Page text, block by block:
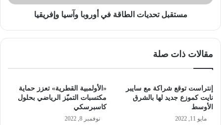
مستقبل تحديات الطاقة في أوروبا وآسيا وإفريقيا
مقالات ذات صلة
إنتراست توقع شراكة مع سايبر
نايت كموزع جديد لها بالشرق
الأوسط
مايو 11, 2022
«الأولمبية القطرية» تعزز حماية
مكتسبات التميّز الرياضي بحلول
كاسبرسكي
نوفمبر 8, 2022